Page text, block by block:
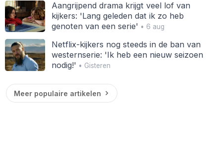
Aangrijpend drama krijgt veel lof van
kijkers: 'Lang geleden dat ik zo heb
genoten van een serie' • 6 aug
Netflix-kijkers nog steeds in de ban van
westernserie: 'Ik heb een nieuw seizoen
nodig!' • Gisteren
Meer populaire artikelen